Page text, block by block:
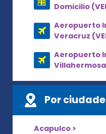
Domicilio
Aeropuerto
Veracruz
Aeropuerto
Por
Acapulco >